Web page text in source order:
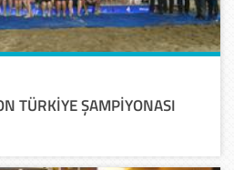
TÜRKİYE ŞAMPİYONASI